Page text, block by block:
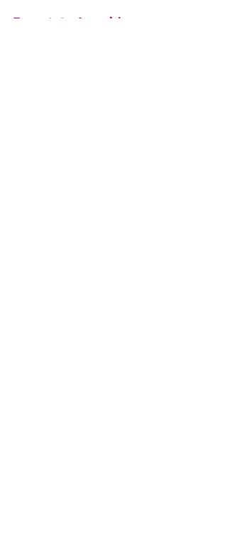
Erwartete Auswirkungen